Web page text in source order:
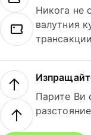
Никога не
валутния
Парите Ви